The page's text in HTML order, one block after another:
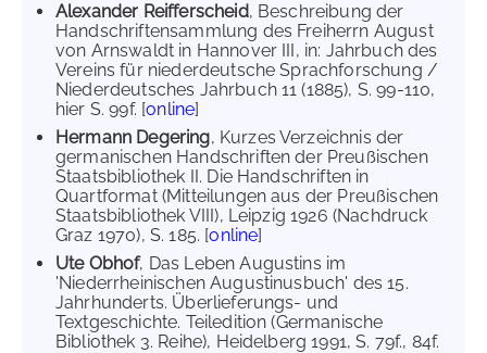
Alexander Reifferscheid, Beschreibung der
Handschriftensammlung des Freiherrn August
von Arnswaldt in Hannover III, in: Jahrbuch des
Vereins für niederdeutsche Sprachforschung /
Niederdeutsches Jahrbuch 11 (1885), S. 99-110,
hier S. 99f. [online]
Hermann Degering, Kurzes Verzeichnis der
germanischen Handschriften der Preußischen
Staatsbibliothek II. Die Handschriften in
Quartformat (Mitteilungen aus der Preußischen
Staatsbibliothek VIII), Leipzig 1926 (Nachdruck
Graz 1970), S. 185. [online]
Ute Obhof, Das Leben Augustins im
'Niederrheinischen Augustinusbuch' des 15.
Jahrhunderts. Überlieferungs- und
Textgeschichte. Teiledition (Germanische
Bibliothek 3. Reihe), Heidelberg 1991, S. 79f., 84f.